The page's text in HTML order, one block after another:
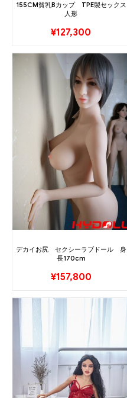
155CM貧乳Bカップ TPE製セックス
人形
¥127,300
デカイお尻 セクシーラブドール 身
長170cm
¥157,800